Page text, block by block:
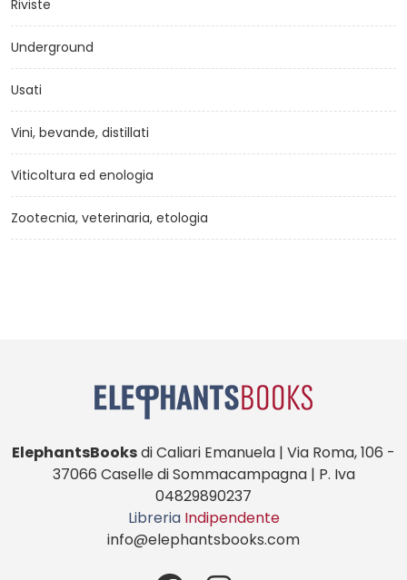
Riviste
Underground
Usati
Vini, bevande, distillati
Viticoltura ed enologia
Zootecnia, veterinaria, etologia
ElephantsBooksdi Caliari Emanuela | Via Roma, 106 -
37066 Caselle di Sommacampagna | P. Iva
04829890237
Libreria Indipendente
info@elephantsbooks.com